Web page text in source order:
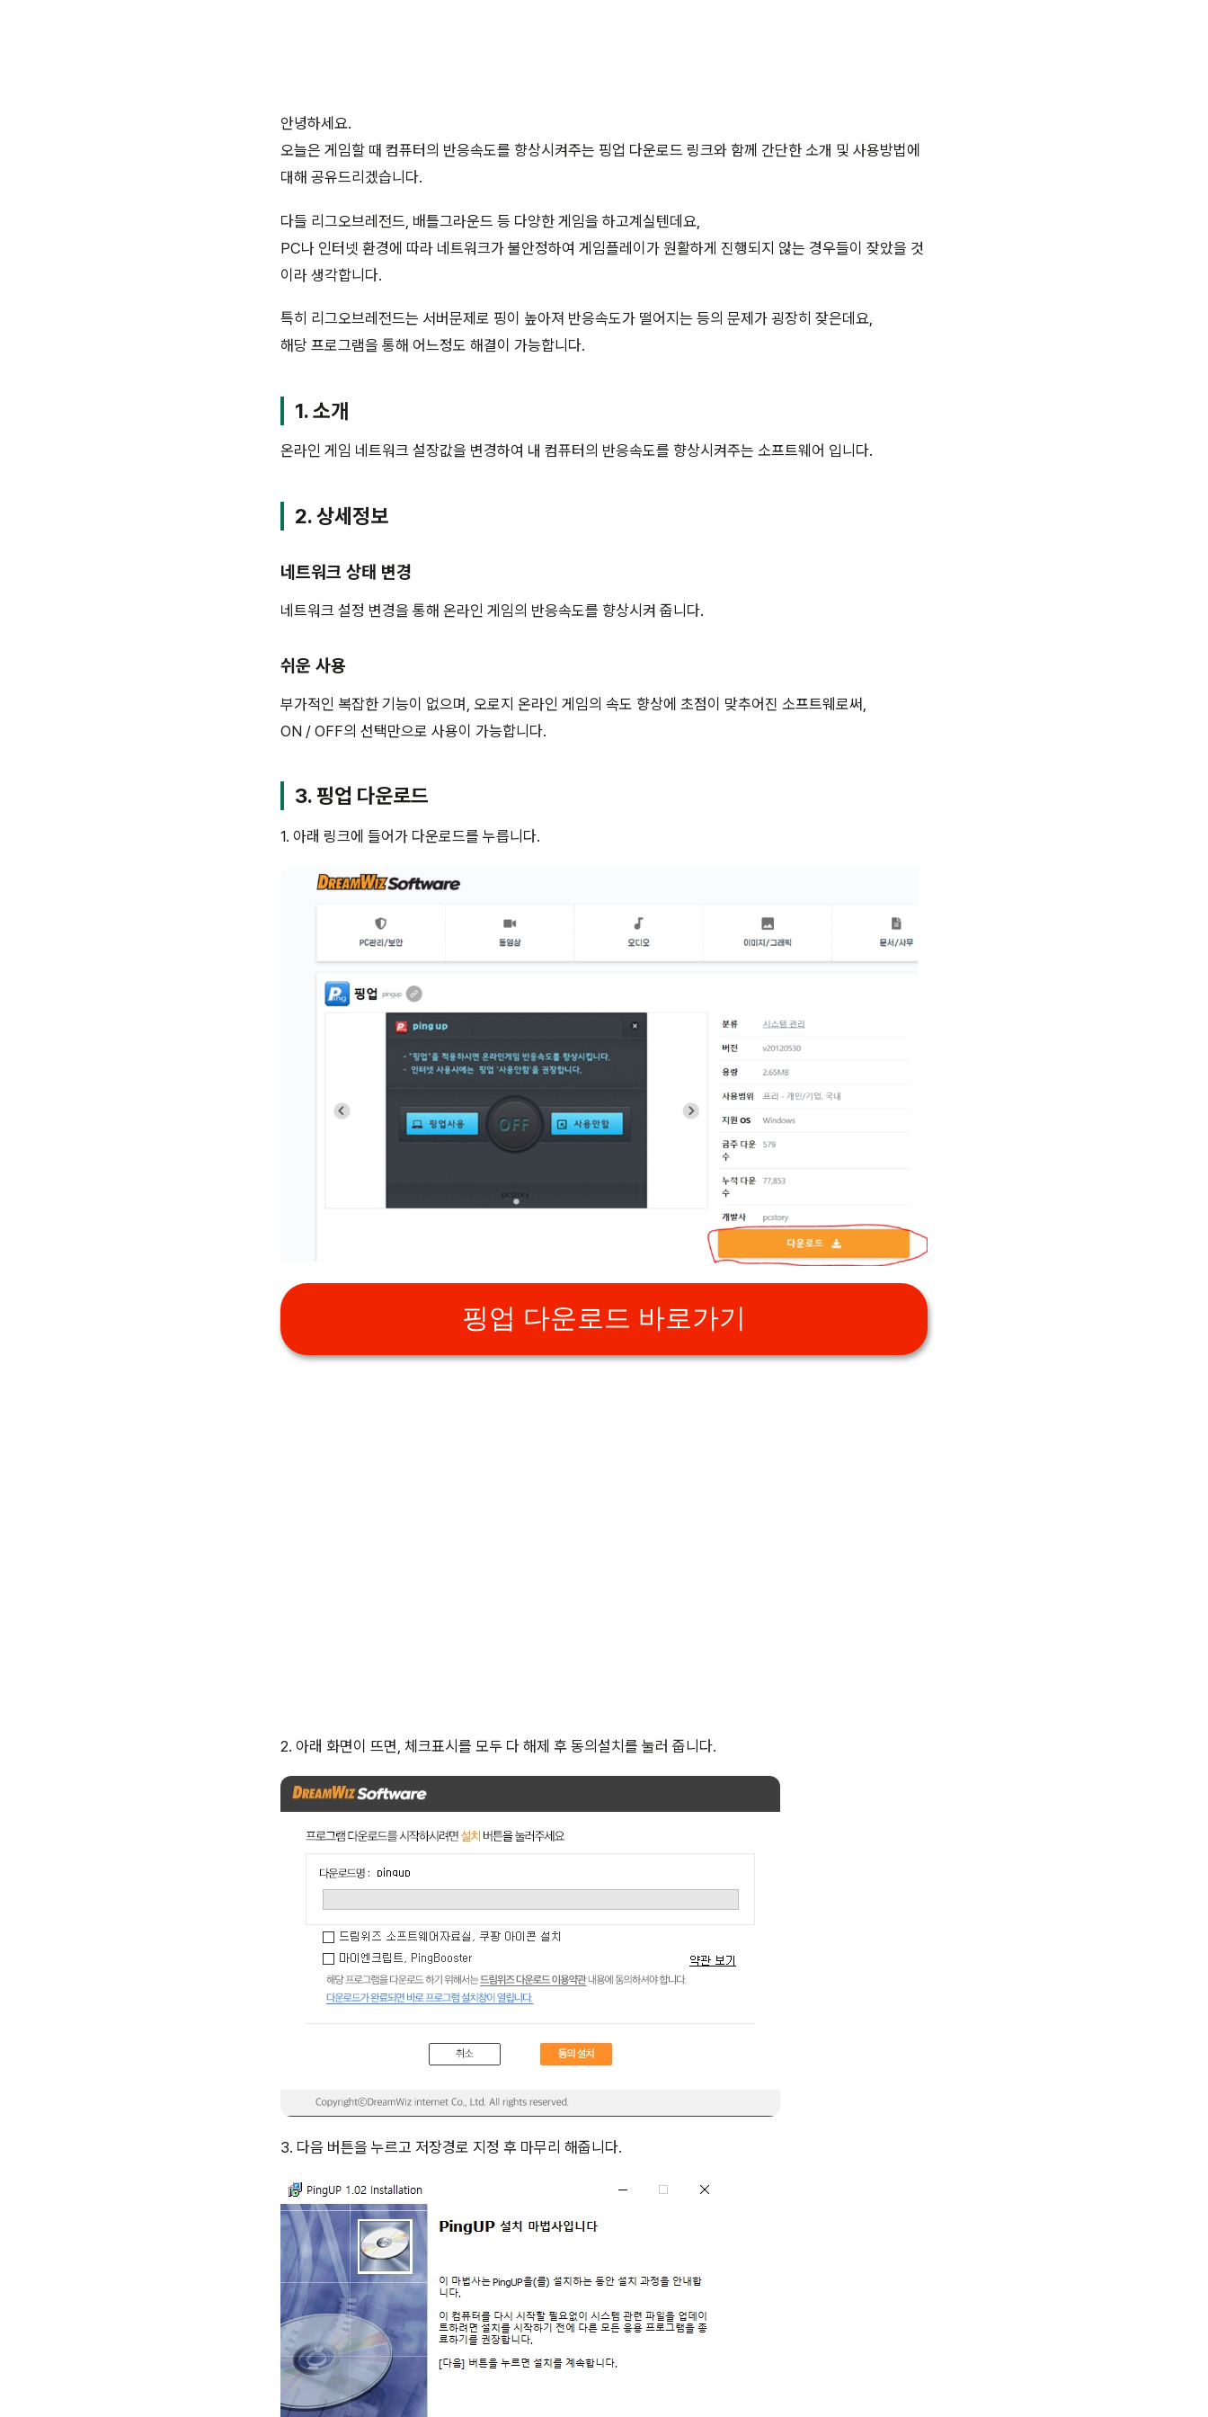
안녕하세요.
오늘은 게임할 때 컴퓨터의 반응속도를 향상시켜주는 핑업 다운로드 링크와 함께 간단한 소개 및 사용방법에
대해 공유드리겠습니다.
다들 리그오브레전드, 배틀그라운드 등 다양한 게임을 하고계실텐데요,
PC나 인터넷 환경에 따라 네트워크가 불안정하여 게임플레이가 원활하게 진행되지 않는 경우들이 잦았을 것
이라 생각합니다.
특히 리그오브레전드는 서버문제로 핑이 높아져 반응속도가 떨어지는 등의 문제가 굉장히 잦은데요,
해당 프로그램을 통해 어느정도 해결이 가능합니다.
1. 소개
온라인 게임 네트워크 설장값을 변경하여 내 컴퓨터의 반응속도를 향상시켜주는 소프트웨어 입니다.
2. 상세정보
네트워크 상태 변경
네트워크 설정 변경을 통해 온라인 게임의 반응속도를 향상시켜 줍니다.
쉬운 사용
부가적인 복잡한 기능이 없으며, 오로지 온라인 게임의 속도 향상에 초점이 맞추어진 소프트웨로써,
ON / OFF의 선택만으로 사용이 가능합니다.
3. 핑업 다운로드
1. 아래 링크에 들어가 다운로드를 누릅니다.
핑업 다운로드 바로가기
2. 아래 화면이 뜨면, 체크표시를 모두 다 해제 후 동의설치를 눌러 줍니다.
3. 다음 버튼을 누르고 저장경로 지정 후 마무리 해줍니다.